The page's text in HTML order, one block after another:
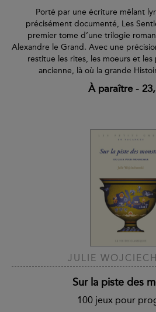
Porté par une écriture mêlant
précisément documenté, Les
premier tome d’une trilogie
Alexandre le Grand. Avec une
restitue les rites, les moeurs et les
ancienne, là où la grande
À paraître-
JULIE
Sur la piste des
100 jeux pour